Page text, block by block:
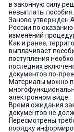
в законную силу
невыплаты пособия.
Заново утвержден
России по
изменений
Как и ранее,
выплачивает
поступления
последних
документов по-
Материалы можно
электронном виде.
Время ожидания
документов не
Пересмотрены
порядку